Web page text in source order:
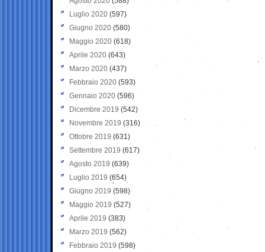
Luglio 2020 (597)
Giugno 2020 (580)
Maggio 2020 (618)
Aprile 2020 (643)
Marzo 2020 (437)
Febbraio 2020 (593)
Gennaio 2020 (596)
Dicembre 2019 (542)
Novembre 2019 (316)
Ottobre 2019 (631)
Settembre 2019 (617)
Agosto 2019 (639)
Luglio 2019 (654)
Giugno 2019 (598)
Maggio 2019 (527)
Aprile 2019 (383)
Marzo 2019 (562)
Febbraio 2019 (598)